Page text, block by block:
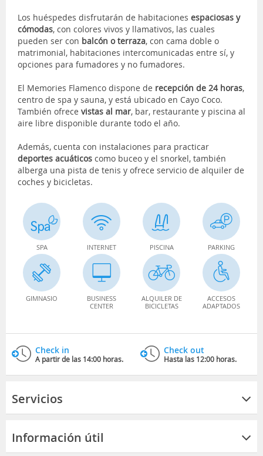
Los huéspedes disfrutarán de habitaciones espaciosas y
cómodas, con colores vivos y llamativos, las cuales
pueden ser con balcón o terraza, con cama doble o
matrimonial, habitaciones intercomunicadas entre sí, y
opciones para fumadores y no fumadores.
El Memories Flamenco dispone de recepción de 24 horas,
centro de spa y sauna, y está ubicado en Cayo Coco.
También ofrece vistas al mar, bar, restaurante y piscina al
aire libre disponible durante todo el año.
Además, cuenta con instalaciones para practicar
deportes acuáticos como buceo y el snorkel, también
alberga una pista de tenis y ofrece servicio de alquiler de
coches y bicicletas.
SPA INTERNET PISCINA PARKING
GIMNASIO
BUSINESS
CENTER
ALQUILER DE
BICICLETAS
ACCESOS
ADAPTADOS
Check in
A partir de las 14:00 horas.
Check out
Hasta las 12:00 horas.
Servicios
Información útil